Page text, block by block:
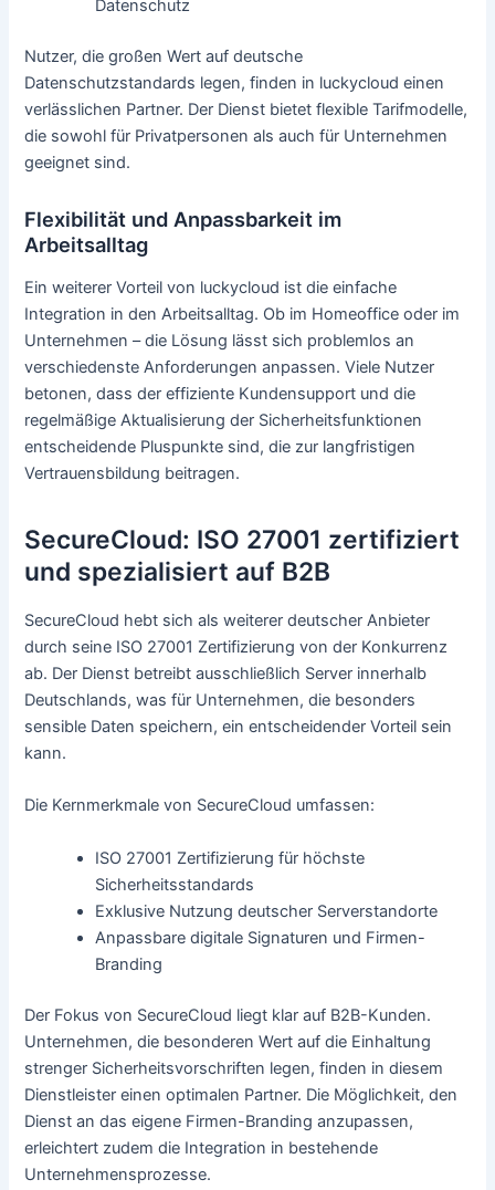
Datenschutz
Nutzer, die großen Wert auf deutsche
Datenschutzstandards legen, finden in luckycloud einen
verlässlichen Partner. Der Dienst bietet flexible Tarifmodelle,
die sowohl für Privatpersonen als auch für Unternehmen
geeignet sind.
Flexibilität und Anpassbarkeit im
Arbeitsalltag
Ein weiterer Vorteil von luckycloud ist die einfache
Integration in den Arbeitsalltag. Ob im Homeoffice oder im
Unternehmen – die Lösung lässt sich problemlos an
verschiedenste Anforderungen anpassen. Viele Nutzer
betonen, dass der effiziente Kundensupport und die
regelmäßige Aktualisierung der Sicherheitsfunktionen
entscheidende Pluspunkte sind, die zur langfristigen
Vertrauensbildung beitragen.
SecureCloud: ISO 27001 zertifiziert
und spezialisiert auf B2B
SecureCloud hebt sich als weiterer deutscher Anbieter
durch seine ISO 27001 Zertifizierung von der Konkurrenz
ab. Der Dienst betreibt ausschließlich Server innerhalb
Deutschlands, was für Unternehmen, die besonders
sensible Daten speichern, ein entscheidender Vorteil sein
kann.
Die Kernmerkmale von SecureCloud umfassen:
ISO 27001 Zertifizierung für höchste
Sicherheitsstandards
Exklusive Nutzung deutscher Serverstandorte
Anpassbare digitale Signaturen und Firmen-
Branding
Der Fokus von SecureCloud liegt klar auf B2B-Kunden.
Unternehmen, die besonderen Wert auf die Einhaltung
strenger Sicherheitsvorschriften legen, finden in diesem
Dienstleister einen optimalen Partner. Die Möglichkeit, den
Dienst an das eigene Firmen-Branding anzupassen,
erleichtert zudem die Integration in bestehende
Unternehmensprozesse.